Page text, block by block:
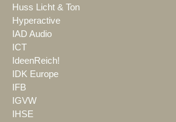
Huss Licht & Ton
Hyperactive
IAD Audio
ICT
IdeenReich!
IDK Europe
IFB
IGVW
IHSE